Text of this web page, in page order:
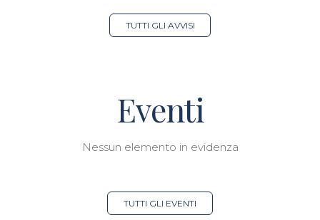
TUTTI GLI AVVISI
Eventi
Nessun elemento in evidenza
TUTTI GLI EVENTI